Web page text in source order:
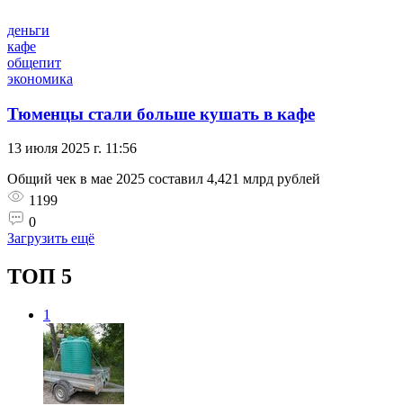
деньги
кафе
общепит
экономика
Тюменцы стали больше кушать в кафе
13 июля 2025 г. 11:56
Общий чек в мае 2025 составил 4,421 млрд рублей
1199
0
Загрузить ещё
ТОП 5
1